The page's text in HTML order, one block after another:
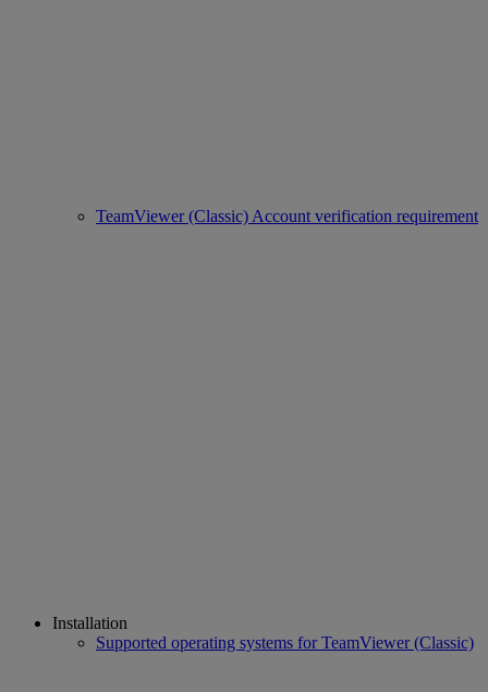
TeamViewer (Classic) Account verification requirement
Installation
Supported operating systems for TeamViewer (Classic)